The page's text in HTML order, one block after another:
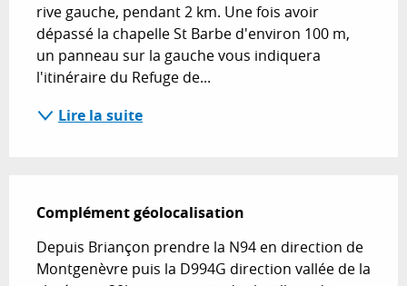
rive gauche, pendant 2 km. Une fois avoir
dépassé la chapelle St Barbe d'environ 100 m,
un panneau sur la gauche vous indiquera
l'itinéraire du Refuge de...
Lire la suite
Complément géolocalisation
Complément géolocalisation
Depuis Briançon prendre la N94 en direction de
Montgenèvre puis la D994G direction vallée de la